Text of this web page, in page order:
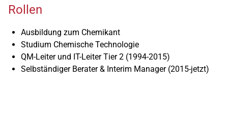
Rollen
Ausbildung zum Chemikant
Studium Chemische Technologie
QM-Leiter und IT-Leiter Tier 2 (1994-2015)
Selbständiger Berater & Interim Manager (2015-jetzt)